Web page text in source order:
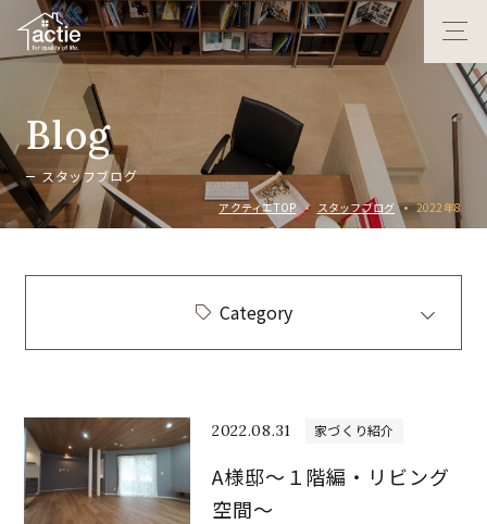
Blog
スタッフブログ
アクティエTOP スタッフブログ 2022年8
Category
2022.08.31 家づくり紹介
A様邸～１階編・リビング
空間～